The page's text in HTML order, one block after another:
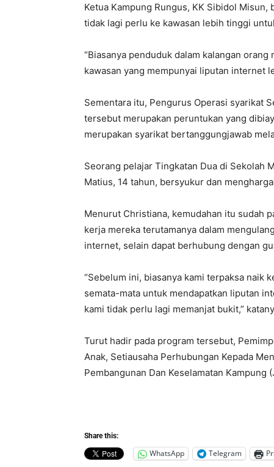
Ketua Kampung Rungus, KK Sibidol
tidak lagi perlu ke kawasan lebih tinggi
“Biasanya penduduk dalam kalangan
kawasan yang mempunyai liputan internet
Sementara itu, Pengurus Operasi syarikat
tersebut merupakan peruntukan yang
merupakan syarikat bertanggungjawab
Seorang pelajar Tingkatan Dua di Sekolah
Matius, 14 tahun, bersyukur dan
Menurut Christiana, kemudahan itu sudah
kerja mereka terutamanya dalam
internet, selain dapat berhubung dengan
“Sebelum ini, biasanya kami terpaksa naik
semata-mata untuk mendapatkan liputan
kami tidak perlu lagi memanjat bukit,”
Turut hadir pada program tersebut,
Anak, Setiausaha Perhubungan Kepada
Pembangunan Dan Keselamatan Kampung
Share this:
WhatsApp Telegram